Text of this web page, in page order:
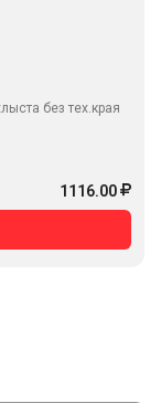
без тех.края
1116.00